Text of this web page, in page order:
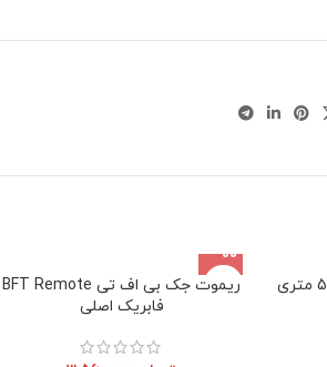
میله ( بوم ) راهبند بتا 5 متری
ریموت جک بی اف تی BFT Remote
فابریک اصلی